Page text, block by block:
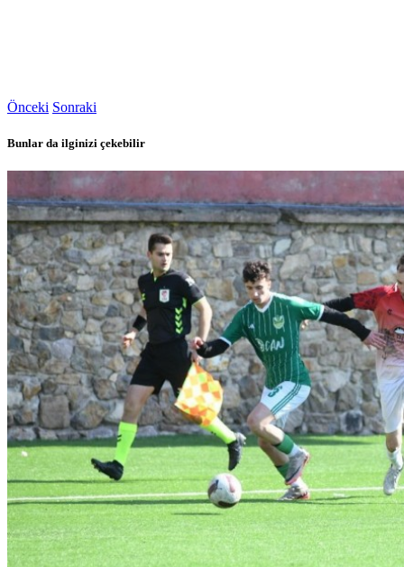
Önceki Sonraki
Bunlar da ilginizi çekebilir